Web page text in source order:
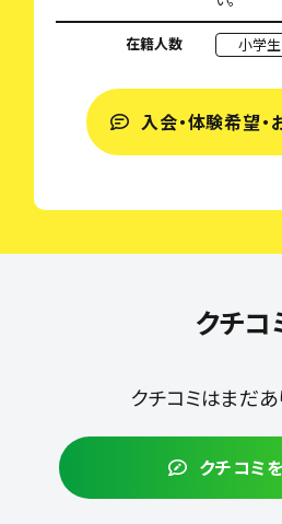
在籍人数 小学生
入会・体験希望
クチコ
クチコミはまだあ
クチコミ